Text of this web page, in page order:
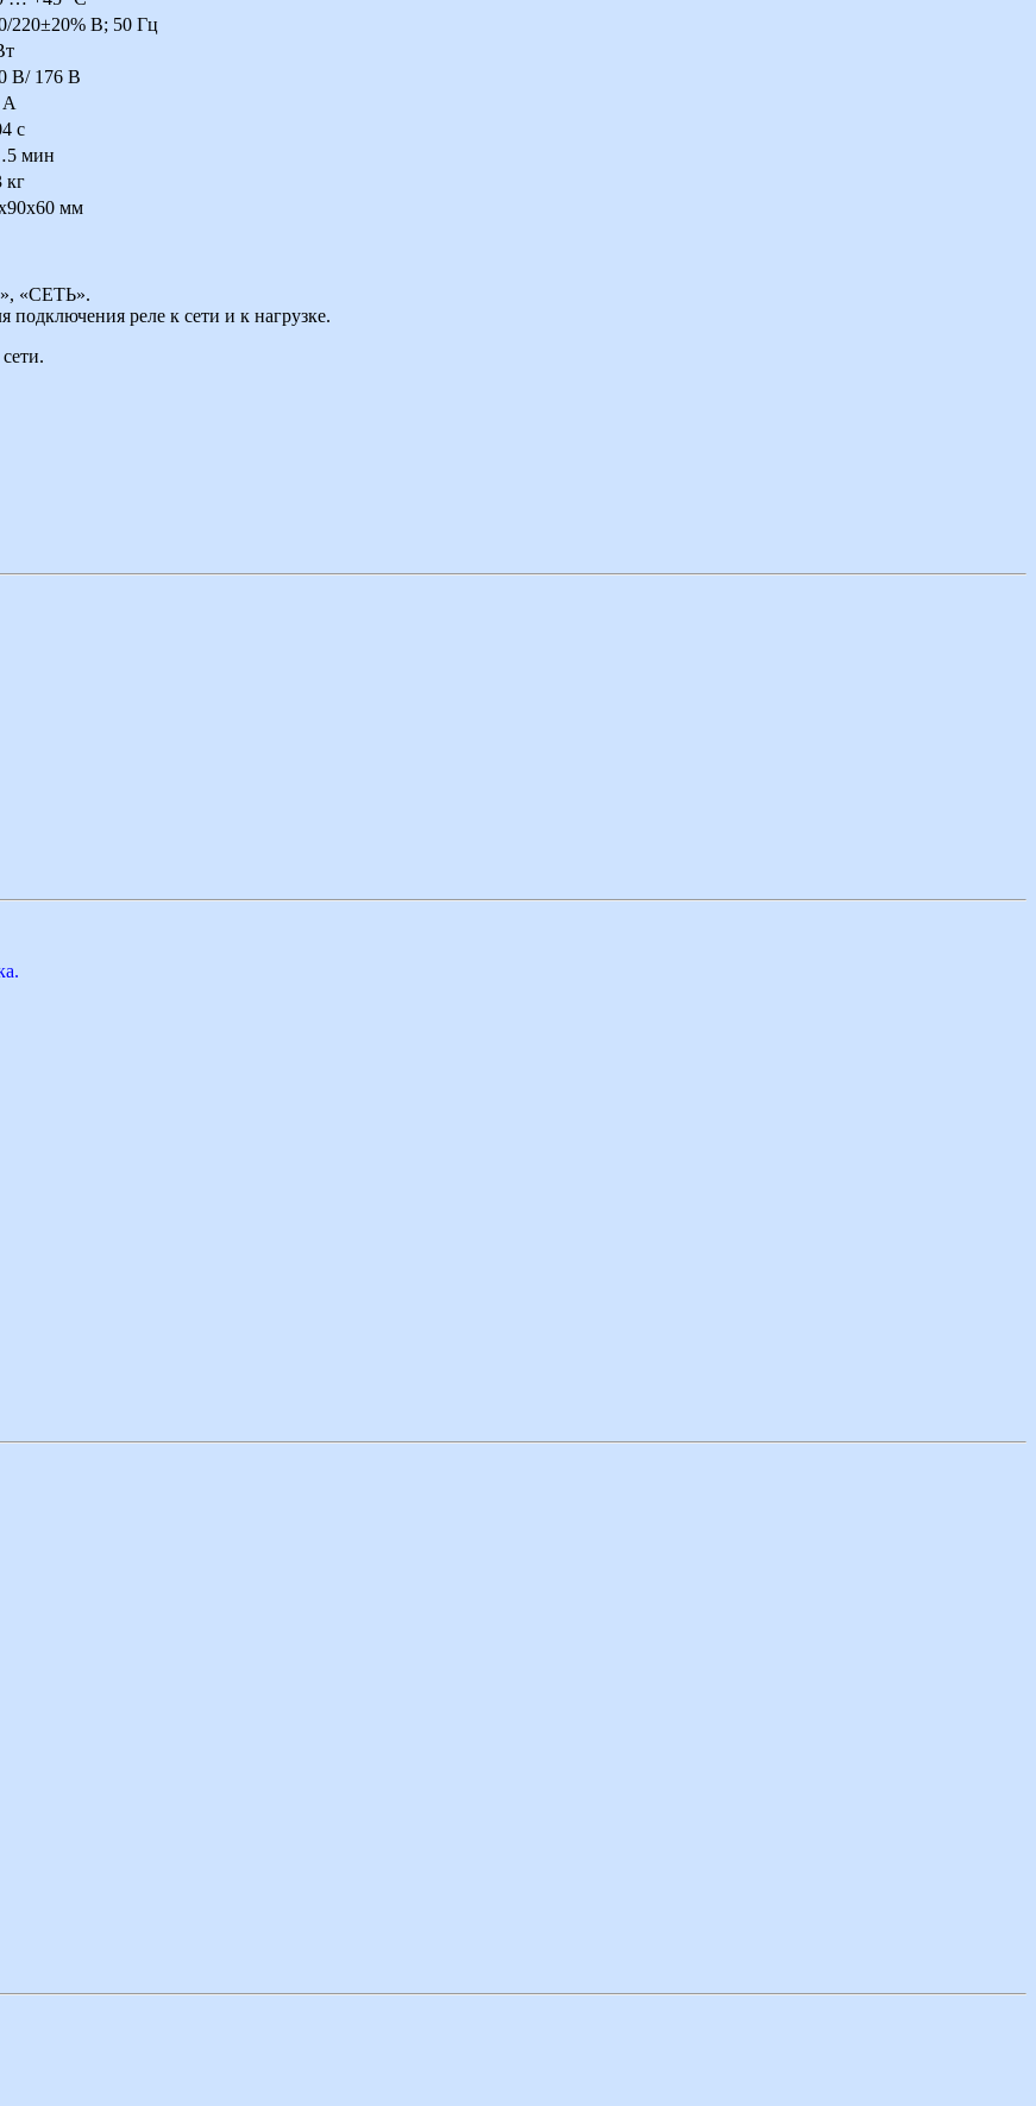
220±20% В; 50 Гц
В/ 176 В
А
с
мин
кг
мм
«СЕТЬ».
реле к сети и к нагрузке.